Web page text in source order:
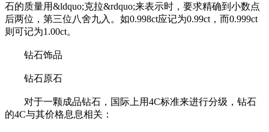
石的质量用&ldquo;克拉&rdquo;来表示时，要求精确到小数点
后两位，第三位八舍九入。如0.998ct应记为0.99ct，而0.999ct
则可记为1.00ct。
钻石饰品
钻石原石
对于一颗成品钻石，国际上用4C标准来进行分级，钻石
的4C与其价格息息相关：